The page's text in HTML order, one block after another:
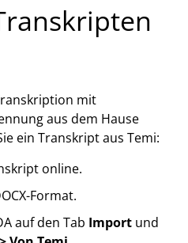
mit
aus dem Hause
ein Transkript aus Temi:
online.
Format.
auf den Tab Import und